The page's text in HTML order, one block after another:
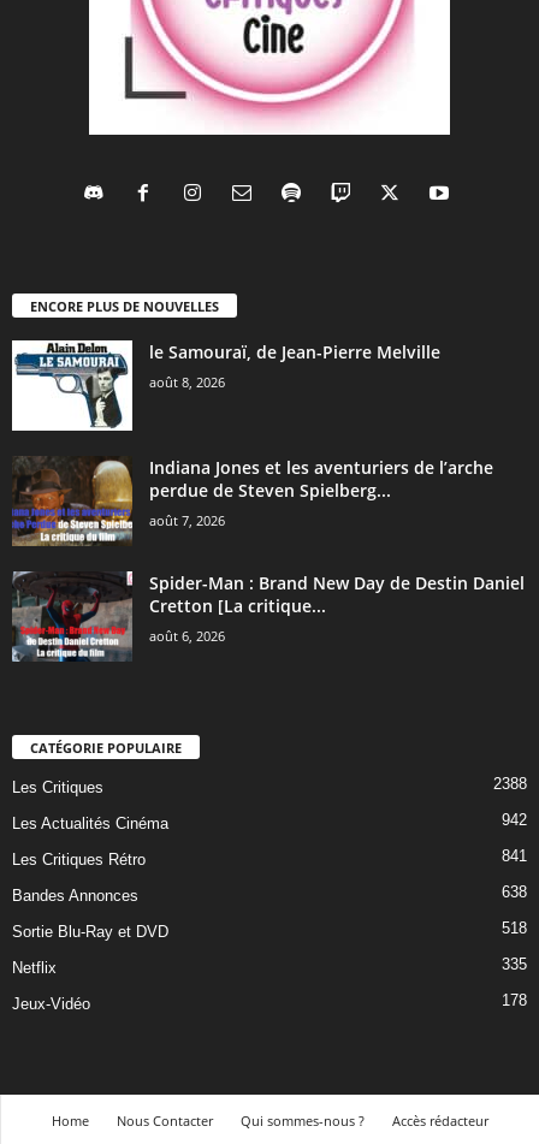
ENCORE PLUS DE NOUVELLES
le Samouraï, de Jean-Pierre Melville
août 8, 2026
Indiana Jones et les aventuriers de l’arche
perdue de Steven Spielberg...
août 7, 2026
Spider-Man : Brand New Day de Destin Daniel
Cretton [La critique...
août 6, 2026
CATÉGORIE POPULAIRE
Les Critiques 2388
Les Actualités Cinéma 942
Les Critiques Rétro 841
Bandes Annonces 638
Sortie Blu-Ray et DVD 518
Netflix 335
Jeux-Vidéo 178
Home Nous Contacter Qui sommes-nous ?
Accès rédacteur